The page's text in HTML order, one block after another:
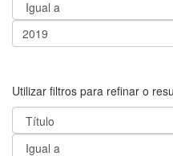
Utilizar filtros para refinar o